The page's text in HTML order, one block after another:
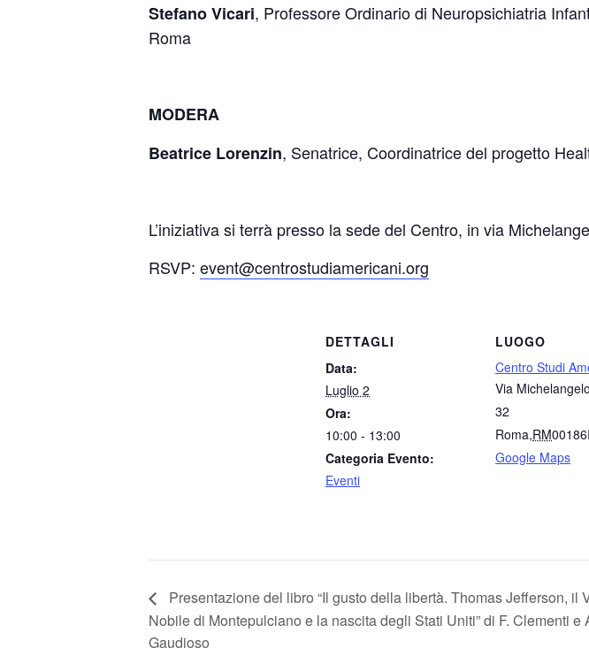
Stefano Vicari, Professore Ordinario di Neuropsichiatria
Roma
MODERA
Beatrice Lorenzin, Senatrice, Coordinatrice del progetto
L’iniziativa si terrà presso la sede del Centro, in via
RSVP: event@centrostudiamericani.org
DETTAGLI
Data:
Luglio 2
Ora:
10:00 - 13:00
Categoria Evento:
Eventi
LUOGO
Centro Studi
Via
32
Roma,RM00186
Google Maps
Presentazione del libro “Il gusto della libertà. Thomas Jefferson, il
Nobile di Montepulciano e la nascita degli Stati Uniti” di F. Clementi e
Gaudioso